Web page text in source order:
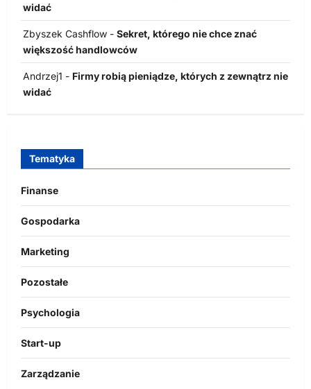
widać
Zbyszek Cashflow - Sekret, którego nie chce znać
większość handlowców
Andrzej1 - Firmy robią pieniądze, których z zewnątrz nie
widać
Tematyka
Finanse
Gospodarka
Marketing
Pozostałe
Psychologia
Start-up
Zarządzanie